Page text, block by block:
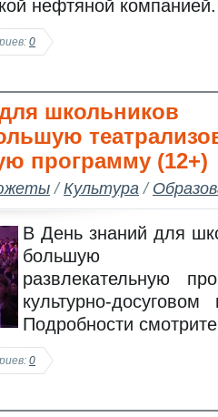
нефтяной компанией.
0
школьников
программу (12+)
/Культура /
В День знаний для
большую
развлекательную
культурно-досуговом
Подробности
0